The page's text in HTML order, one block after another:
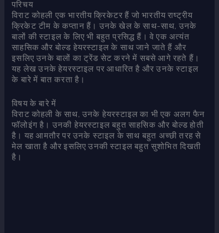
परिचय
विराट कोहली एक भारतीय क्रिकेटर हैं जो भारतीय राष्ट्रीय
क्रिकेट टीम के कप्तान हैं। उनके खेल के साथ-साथ, उनके
बालों की स्टाइल के लिए भी बहुत प्रसिद्ध हैं। वे एक अत्यंत
साहसिक और बोल्ड हेयरस्टाइल के साथ जाने जाते हैं और
इसलिए उनके बालों का ट्रेंड सेट करने में सबसे आगे रहते हैं।
यह लेख उनके हेयरस्टाइल पर आधारित है और उनके स्टाइल
के बारे में बात करता है।
विषय के बारे में
विराट कोहली के साथ, उनके हेयरस्टाइल का भी एक अलग फैन
फॉलोइंग है। उनकी हेयरस्टाइल बहुत साहसिक और बोल्ड होती
है। यह आमतौर पर उनके स्टाइल के साथ बहुत अच्छी तरह से
मेल खाता है और इसलिए उनकी स्टाइल बहुत सुशोभित दिखती
है।